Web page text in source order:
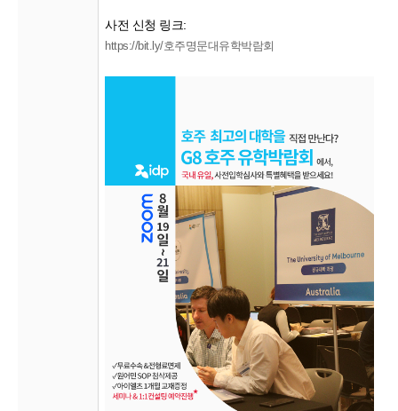
사전 신청 링크:
https://bit.ly/호주명문대유학박람회